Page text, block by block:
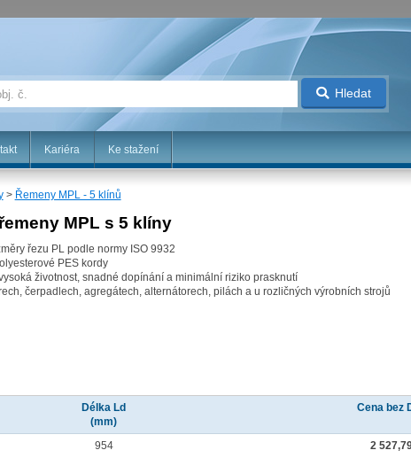
Hledat
Kariéra Ke stažení
> Řemeny MPL - 5 klínů
MPL s 5 klíny
řezu PL podle normy ISO 9932
PES kordy
životnost, snadné dopínání a minimální riziko prasknutí
čerpadlech, agregátech, alternátorech, pilách a u rozličných výrobních strojů
Délka Ld
(mm)
Cena bez
954 2